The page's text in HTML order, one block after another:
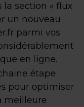
la section « flux
un nouveau
parmi vos
en ligne.
étape
pour optimiser
meilleure